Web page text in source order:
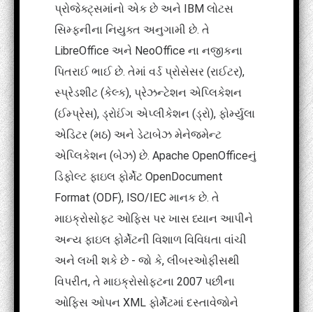
પ્રોજેક્ટ્સમાંનો એક છે અને IBM લોટસ
સિમ્ફનીના નિયુક્ત અનુગામી છે. તે
LibreOffice અને NeoOffice ના નજીકના
પિતરાઈ ભાઈ છે. તેમાં વર્ડ પ્રોસેસર (રાઈટર),
સ્પ્રેડશીટ (કેલ્ક), પ્રેઝન્ટેશન એપ્લિકેશન
(ઈમ્પ્રેસ), ડ્રોઈંગ એપ્લીકેશન (ડ્રો), ફોર્મ્યુલા
એડિટર (મઠ) અને ડેટાબેઝ મેનેજમેન્ટ
એપ્લિકેશન (બેઝ) છે. Apache OpenOfficeનું
ડિફોલ્ટ ફાઇલ ફોર્મેટ OpenDocument
Format (ODF), ISO/IEC માનક છે. તે
માઇક્રોસોફ્ટ ઓફિસ પર ખાસ ધ્યાન આપીને
અન્ય ફાઇલ ફોર્મેટની વિશાળ વિવિધતા વાંચી
અને લખી શકે છે - જો કે, લીબરઓફીસથી
વિપરીત, તે માઇક્રોસોફ્ટના 2007 પછીના
ઓફિસ ઓપન XML ફોર્મેટમાં દસ્તાવેજોને